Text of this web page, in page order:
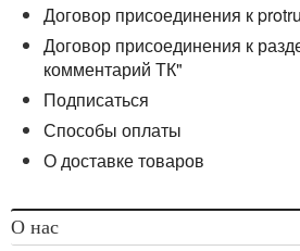
Договор присоединения к
Договор присоединения к
комментарий ТК"
Подписаться
Способы оплаты
О доставке товаров
О нас